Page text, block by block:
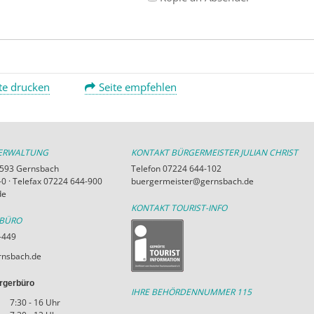
drucken Seite empfehlen
Gernsbach
· Telefax 07224 644-900
7:30 - 16 Uhr
KONTAKT BÜRGERMEISTER JULIAN CHRIST
Telefon 07224 644-102
buergermeister@gernsbach.de
KONTAKT TOURIST-INFO
IHRE BEHÖRDENNUMMER 115